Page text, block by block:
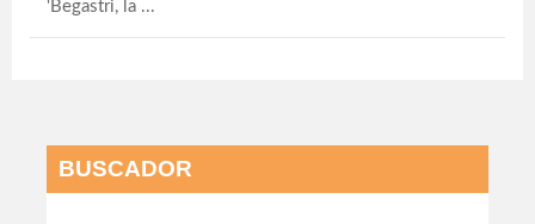
'Begastri, la ...
BUSCADOR